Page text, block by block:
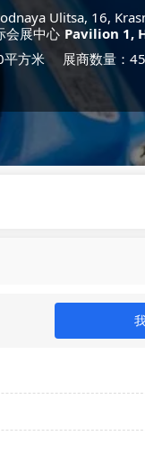
Ulitsa, 16,
会展中心 Pavilion 1,
平方米 展商数量：